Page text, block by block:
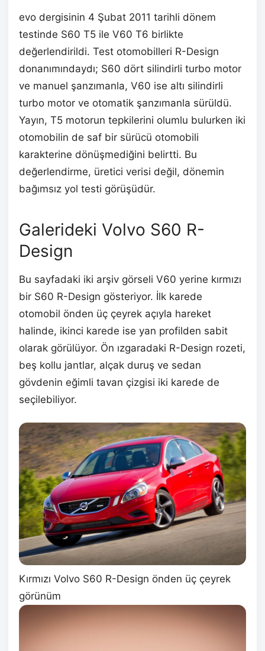
evo dergisinin 4 Şubat 2011 tarihli dönem
testinde S60 T5 ile V60 T6 birlikte
değerlendirildi. Test otomobilleri R-Design
donanımındaydı; S60 dört silindirli turbo motor
ve manuel şanzımanla, V60 ise altı silindirli
turbo motor ve otomatik şanzımanla sürüldü.
Yayın, T5 motorun tepkilerini olumlu bulurken iki
otomobilin de saf bir sürücü otomobili
karakterine dönüşmediğini belirtti. Bu
değerlendirme, üretici verisi değil, dönemin
bağımsız yol testi görüşüdür.
Galerideki Volvo S60 R-
Design
Bu sayfadaki iki arşiv görseli V60 yerine kırmızı
bir S60 R-Design gösteriyor. İlk karede
otomobil önden üç çeyrek açıyla hareket
halinde, ikinci karede ise yan profilden sabit
olarak görülüyor. Ön ızgaradaki R-Design rozeti,
beş kollu jantlar, alçak duruş ve sedan
gövdenin eğimli tavan çizgisi iki karede de
seçilebiliyor.
Kırmızı Volvo S60 R-Design önden üç çeyrek
görünüm